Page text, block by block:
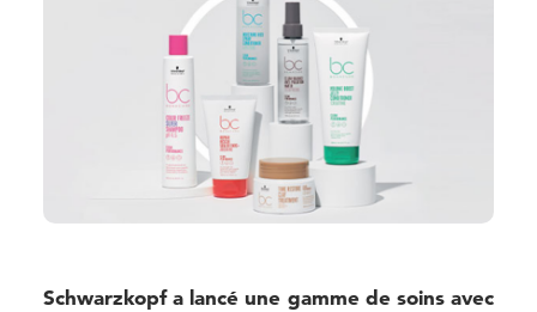
Schwarzkopf a lancé une gamme de soins avec